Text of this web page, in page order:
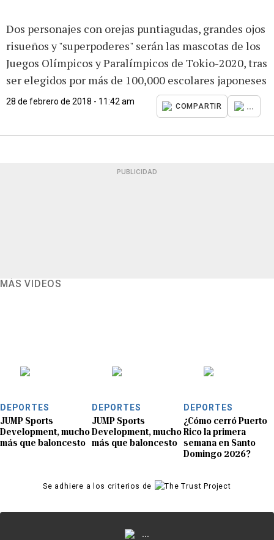
Dos personajes con orejas puntiagudas, grandes ojos
risueños y "superpoderes" serán las mascotas de los
Juegos Olímpicos y Paralímpicos de Tokio-2020, tras
ser elegidos por más de 100,000 escolares japoneses
28 de febrero de 2018 - 11:42 am
COMPARTIR ...
PUBLICIDAD
MÁS VIDEOS
DEPORTES
JUMP Sports
Development, mucho
más que baloncesto
DEPORTES
JUMP Sports
Development, mucho
más que baloncesto
DEPORTES
¿Cómo cerró Puerto
Rico la primera
semana en Santo
Domingo 2026?
Se adhiere a los criterios de
...